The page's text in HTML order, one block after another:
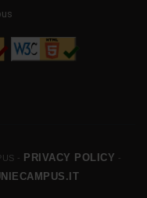
- PRIVACY POLICY -